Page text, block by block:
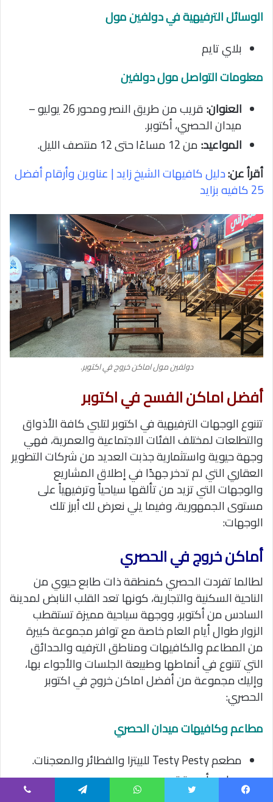
الوسائل الترفيهية في دولفين مول
بلاي تايم
معلومات التواصل مول دولفين
العنوان:
قريب من طريق النصر ومحور 26 يوليو –
ميدان الحصري، أكتوبر.
المواعيد:من 12 مساءًا حتى 12 منتصف الليل.
أقرأ عن:دليل كافيهات الشيخ زايد | عناوين وأرقام أفضل
25 كافيه بزايد
دولفين مول اماكن خروج في اكتوبر.
أفضل اماكن الفسح في اكتوبر
تتنوع الوجهات الترفيهية في اكتوبر لتلبي كافة الأذواق
والتطلعات لمختلف الفئات الاجتماعية والعمرية، فهي
وجهة حيوية واستثمارية جذبت العديد من شركات التطوير
العقاري التي لم تدخر جهدًافي إطلاق المشاريع
والوجهات التي تزيد من تألقها سياحياً وترفيهياً على
مستوى الجمهورية، وفيما يلي نعرض لك أبرز تلك
الوجهات:
أماكن خروج في الحصري
لطالما تفردت الحصري كمنطقة ذات طابع حيوي من
الناحية السكنية والتجارية، كونها تعد القلب النابض لمدينة
السادس من أكتوبر، ووجهة سياحية مميزة تستقطب
الزوار طوال أيام العام خاصة مع توافر مجموعة كبيرة
من المطاعم والكافيهات ومناطق الترفيه والحدائق
التي تتنوع في أنماطها وطبيعة الجلسات والأجواء بها،
وإليك مجموعة من أفضل اماكن خروج في اكتوبر
الحصري:
مطاعم وكافيهات ميدان الحصري
مطعمTesty Pesty للبيتزا والفطائر والمعجنات.
مطعم أبو دقة.